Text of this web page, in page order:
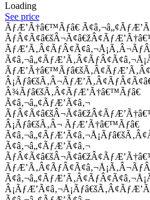
Loading
See price
ÃƒÆ’Ã†â€™Ãƒâ€
Â¾Ãƒâ€šÃ‚Â¢ÃƒÆ’Ã†â€™Ãƒâ€
Ã¢â‚¬â„¢ÃƒÆ’Ã¢â‚¬
Â¡Ãƒâ€šÃ‚Â¬ ÃƒÆ’Ã†â€™Ãƒâ€
Ã¢â‚¬â„¢ÃƒÆ’Ã¢â‚¬